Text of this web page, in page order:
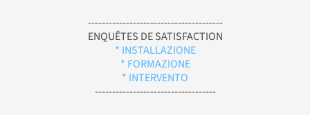
---------------------------------------
ENQUÊTES DE SATISFACTION
* INSTALLAZIONE
* FORMAZIONE
* INTERVENTO
-----------------------------------